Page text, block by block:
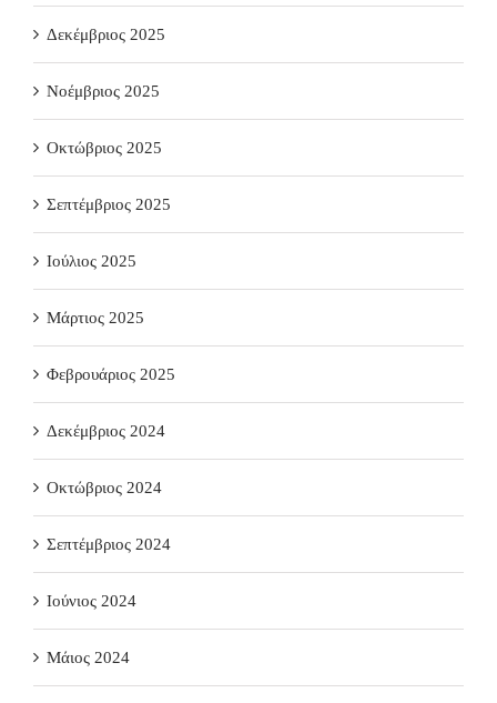
Δεκέμβριος 2025
Νοέμβριος 2025
Οκτώβριος 2025
Σεπτέμβριος 2025
Ιούλιος 2025
Μάρτιος 2025
Φεβρουάριος 2025
Δεκέμβριος 2024
Οκτώβριος 2024
Σεπτέμβριος 2024
Ιούνιος 2024
Μάιος 2024